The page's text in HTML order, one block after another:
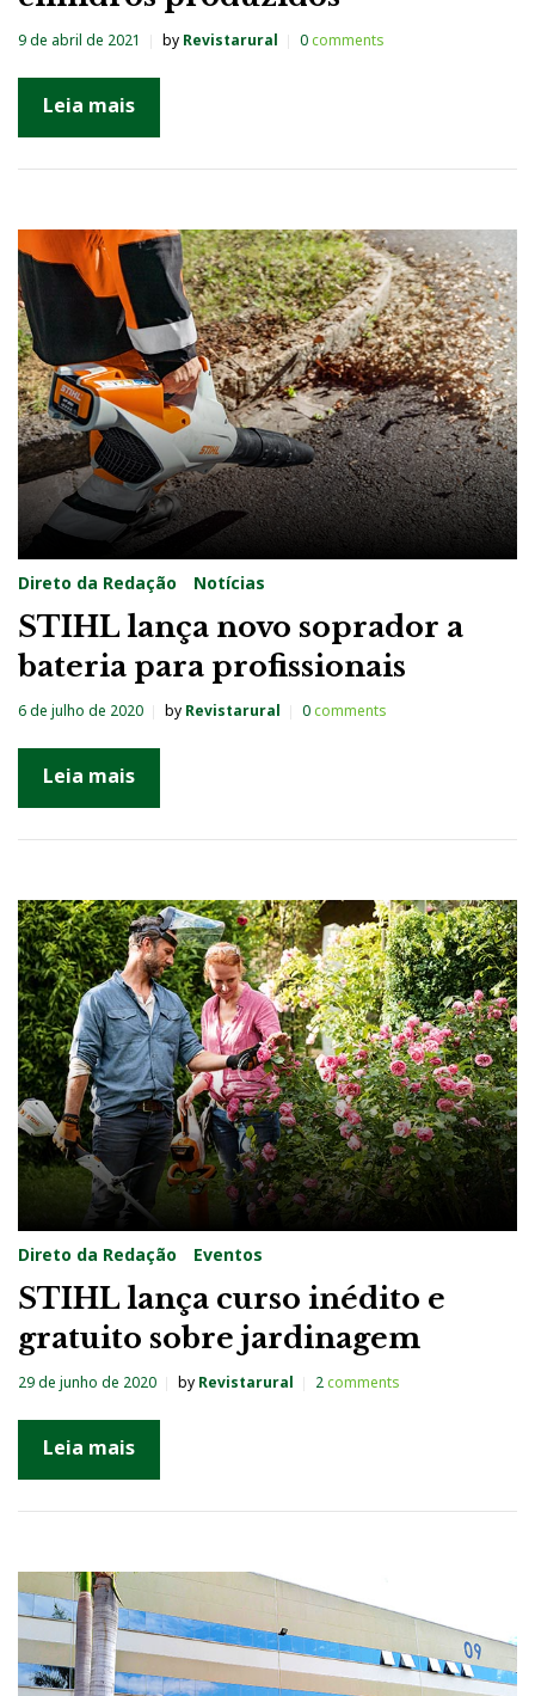
9 de abril de 2021 by Revistarural 0comments
Leia mais
Direto da Redação Notícias
STIHL lança novo soprador a
bateria para profissionais
6 de julho de 2020 by Revistarural 0comments
Leia mais
Direto da Redação Eventos
STIHL lança curso inédito e
gratuito sobre jardinagem
29 de junho de 2020 by Revistarural 2comments
Leia mais